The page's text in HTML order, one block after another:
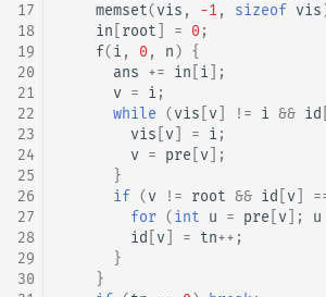
序列自动机
最小表示法
Lyndon 分解
Main–Lorentz 算法 数论
博弈论
数值算法
序理论
杨氏矩阵
拟阵
树套树
K-D Tree
动态树
析合树
PQ 树
珂朵莉树/颜色段均摊
空间优化简介
17
18
19
20
21
22
23
24
25
26
27
28
29
30
memset(vis , -1 , sizeof vis
in root = 0;
f(i , 0, n) {
ans += in i ];
v = i ;
while (vis v != i && id
vis v = i ;
v = pre v ];
}
if (v != root && id v
for (int u = pre v ]; u
id
v = tn++ ;
}
}